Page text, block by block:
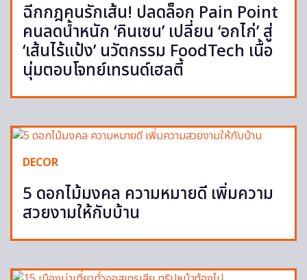
ฉีกกฎคนรักเส้น! ปลดล็อก Pain Point
คนลดน้ำหนัก ‘คินเซน’ เปลี่ยน ‘อกไก่’ สู่
‘เส้นไร้แป้ง’ นวัตกรรม FoodTech เนื้อ
นุ่มตอบโจทย์เทรนด์เฮลตี้
DECOR
5 ดอกไม้มงคล ความหมายดี เพิ่มความ
สวยงามให้กับบ้าน